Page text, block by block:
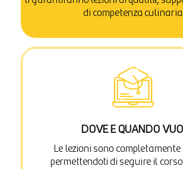
di competenza culinaria.
DOVE E QUANDO VUOI
Le lezioni sono
permettendoti di seguire il